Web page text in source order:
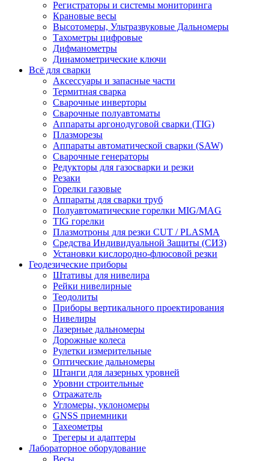
Регистраторы и системы мониторинга
Крановые весы
Высотомеры, Ультразвуковые Дальномеры
Тахометры цифровые
Дифманометры
Динамометрические ключи
Всё для сварки
Аксессуары и запасные части
Термитная сварка
Сварочные инверторы
Сварочные полуавтоматы
Аппараты аргонодуговой сварки (TIG)
Плазморезы
Аппараты автоматической сварки (SAW)
Сварочные генераторы
Редукторы для газосварки и резки
Резаки
Горелки газовые
Аппараты для сварки труб
Полуавтоматические горелки MIG/MAG
TIG горелки
Плазмотроны для резки CUT / PLASMA
Средства Индивидуальной Защиты (СИЗ)
Установки кислородно-флюсовой резки
Геодезические приборы
Штативы для нивелира
Рейки нивелирные
Теодолиты
Приборы вертикального проектирования
Нивелиры
Лазерные дальномеры
Дорожные колеса
Рулетки измерительные
Оптические дальномеры
Штанги для лазерных уровней
Уровни строительные
Отражатель
Угломеры, уклономеры
GNSS приемники
Тахеометры
Трегеры и адаптеры
Лабораторное оборудование
Весы